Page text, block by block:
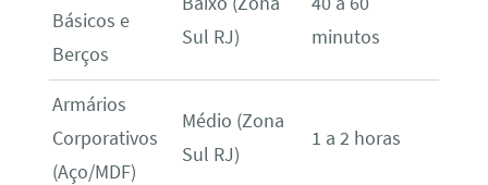
Básicos e
Berços
Sul RJ)
minutos
Armários
Corporativos
(Aço/MDF)
Médio (Zona
Sul RJ)
1 a 2 horas